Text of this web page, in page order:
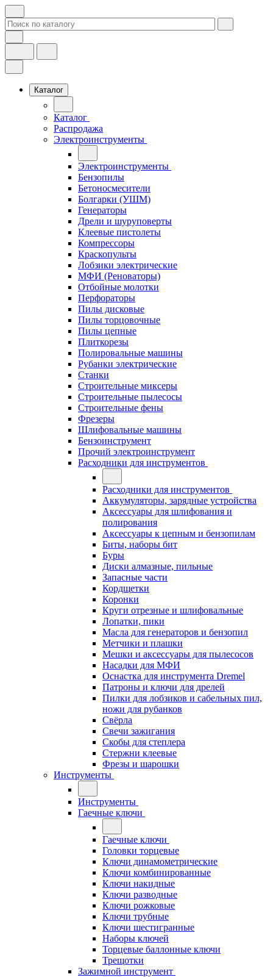
Каталог
Каталог
Распродажа
Электроинструменты
Электроинструменты
Бензопилы
Бетоносмесители
Болгарки (УШМ)
Генераторы
Дрели и шуруповерты
Клеевые пистолеты
Компрессоры
Краскопульты
Лобзики электрические
МФИ (Реноваторы)
Отбойные молотки
Перфораторы
Пилы дисковые
Пилы торцовочные
Пилы цепные
Плиткорезы
Полировальные машины
Рубанки электрические
Станки
Строительные миксеры
Строительные пылесосы
Строительные фены
Фрезеры
Шлифовальные машины
Бензоинструмент
Прочий электроинструмент
Расходники для инструментов
Расходники для инструментов
Аккумуляторы, зарядные устройства
Аксессуары для шлифования и
полирования
Аксессуары к цепным и бензопилам
Биты, наборы бит
Буры
Диски алмазные, пильные
Запасные части
Кордщетки
Коронки
Круги отрезные и шлифовальные
Лопатки, пики
Масла для генераторов и бензопил
Метчики и плашки
Мешки и аксессуары для пылесосов
Насадки для МФИ
Оснастка для инструмента Dremel
Патроны и ключи для дрелей
Пилки для лобзиков и сабельных пил,
ножи для рубанков
Свёрла
Свечи зажигания
Скобы для степлера
Стержни клеевые
Фрезы и шарошки
Инструменты
Инструменты
Гаечные ключи
Гаечные ключи
Головки торцевые
Ключи динамометрические
Ключи комбинированные
Ключи накидные
Ключи разводные
Ключи рожковые
Ключи трубные
Ключи шестигранные
Наборы ключей
Торцевые баллонные ключи
Трещотки
Зажимной инструмент